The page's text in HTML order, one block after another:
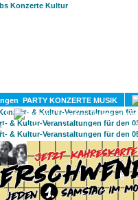
PARTY KONZERTE MUSIK